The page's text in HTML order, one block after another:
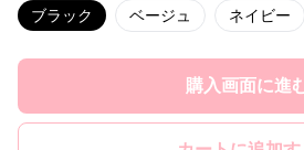
ブラック ベージュ ネイビー
購入画面に進